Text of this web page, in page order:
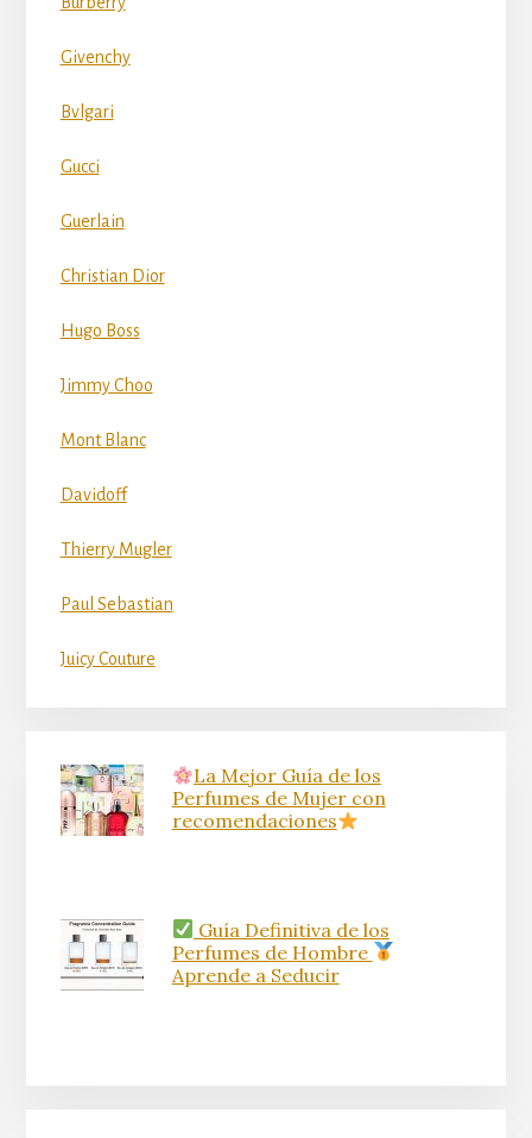
Givenchy
Bvlgari
Gucci
Guerlain
Christian Dior
Hugo Boss
Jimmy Choo
Mont Blanc
Davidoff
Thierry Mugler
Paul Sebastian
Juicy Couture
La Mejor Guía de los
Perfumes de Mujer con
recomendaciones
Guía Definitiva de los
Perfumes de Hombre
Aprende a Seducir